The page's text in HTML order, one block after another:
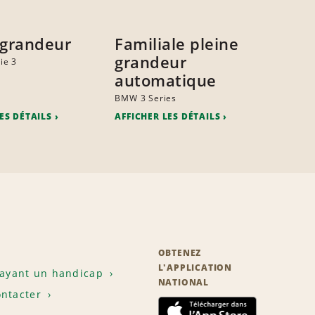
3
DÉTAILS
Familiale pleine
grandeur
automatique
BMW 3 Series
AFFICHER LES DÉTAILS
un handicap
OBTENEZ
L'APPLICATION
NATIONAL